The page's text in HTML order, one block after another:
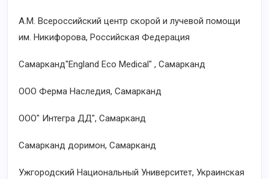
A.M. Всероссийский центр скорой и лучевой помощи
им. Никифорова, Российская Федерация
Самарканд"England Eco Medical" , Самарканд
ООО Ферма Наследия, Самарканд
ООО" Интегра ДД", Самарканд
Самарканд доримон, Самарканд
Ужгородский Национальный Университет, Украинская